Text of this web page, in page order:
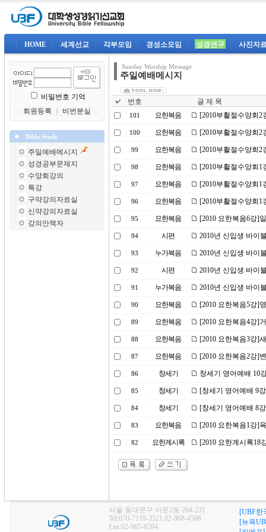
HOME 세계선교 각부모임 경성소모임 성경연구 사진자
비밀번호 기억
회원등록
비번분실
Bible Study
주일예배메시지
성경공부문제지
수양회강의
특강
구약강의자료실
신약강의자료실
강의안책자
Sunday Worship Message
주일예배메시지
번호 글 제 목
101 요한복음 [2010부활절수양회
100 요한복음 [2010부활절수양회
99 요한복음 [2010부활절수양회
98 요한복음 [2010부활절수양회
97 요한복음 [2010부활절수양회
96 요한복음 [2010부활절수양회
95 요한복음 [2010 요한복음6강]
94 시편 2010년 신입생 바이
93 누가복음 2010년 신입생 바이
92 시편 2010년 신입생 바이
91 누가복음 2010년 신입생 바이
90 요한복음 [2010 요한복음5강]
89 요한복음 [2010 요한복음4강]
88 요한복음 [2010 요한복음3강]
87 요한복음 [2010 요한복음2강]
86 창세기 창세기 영어예배 10
85 창세기 [창세기 영어예배 9
84 창세기 [창세기 영어예배 8
83 요한복음 [2010 요한복음1강]
82 요한계시록 [2010 요한계시록18
서울 동대문구 이문2동 264-231
Tel:070-7119-3521,02-968-4586
Fax:02-965-8594
[UBF한
[뉴욕